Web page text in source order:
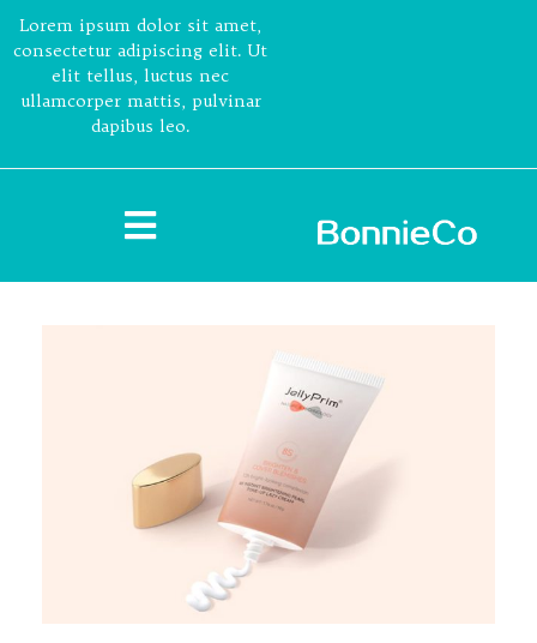
Lorem ipsum dolor sit amet,
consectetur adipiscing elit. Ut
elit tellus, luctus nec
ullamcorper mattis, pulvinar
dapibus leo.